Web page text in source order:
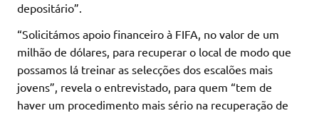
depositário”.
“Solicitámos apoio financeiro à FIFA, no valor de um
milhão de dólares, para recuperar o local de modo que
possamos lá treinar as selecções dos escalões mais
jovens”, revela o entrevistado, para quem “tem de
haver um procedimento mais sério na recuperação de